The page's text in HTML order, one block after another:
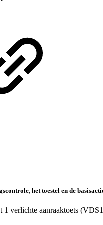
het toestel en de
1 verlichte aanraaktoets